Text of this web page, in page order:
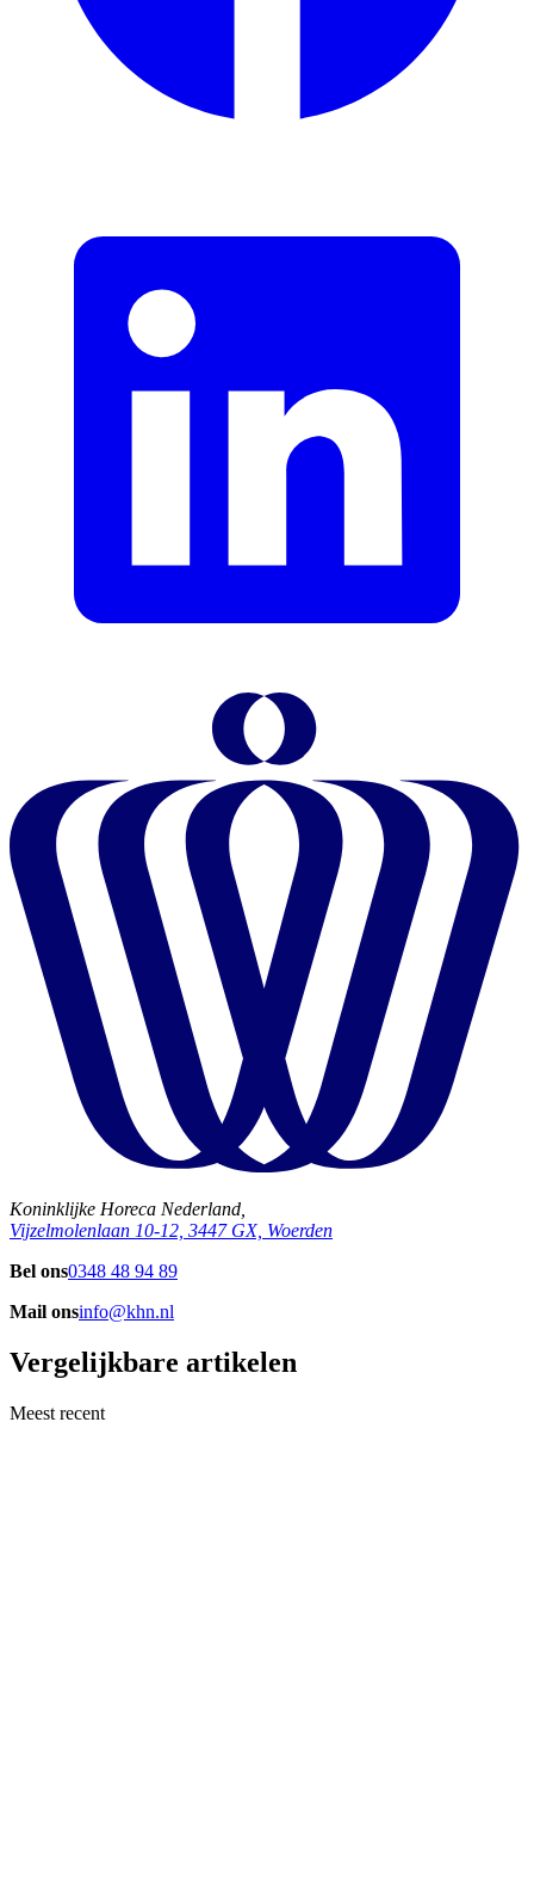
Koninklijke Horeca Nederland,
Vijzelmolenlaan 10-12, 3447 GX, Woerden
Bel ons0348 48 94 89
Mail onsinfo@khn.nl
Vergelijkbare artikelen
Meest recent